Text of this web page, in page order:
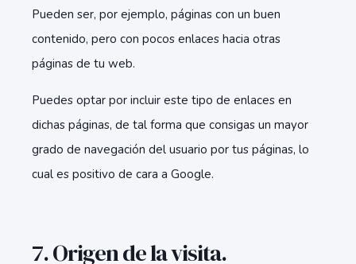
Pueden ser, por ejemplo, páginas con un buen
contenido, pero con pocos enlaces hacia otras
páginas de tu web.
Puedes optar por incluir este tipo de enlaces en
dichas páginas, de tal forma que consigas un mayor
grado de navegación del usuario por tus páginas, lo
cual es positivo de cara a Google.
7. Origen de la visita.